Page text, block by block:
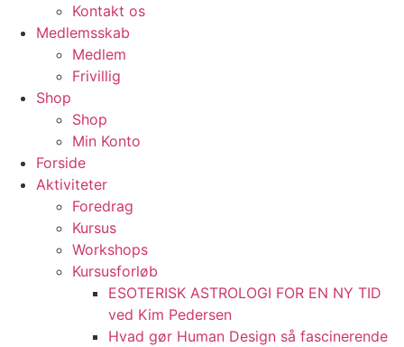
Kontakt os
Medlemsskab
Medlem
Frivillig
Shop
Shop
Min Konto
Forside
Aktiviteter
Foredrag
Kursus
Workshops
Kursusforløb
ESOTERISK ASTROLOGI FOR EN NY TID
ved Kim Pedersen
Hvad gør Human Design så fascinerende